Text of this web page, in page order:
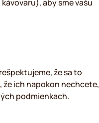
aby sme vašu
že sa to
že ich napokon nechcete,
podmienkach.